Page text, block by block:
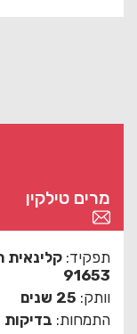
מרים טילקין
תפקיד:
91653
וותק: 25 שנים
התמחות: